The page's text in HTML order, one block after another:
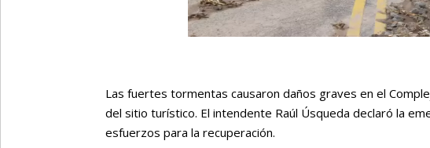
Las fuertes tormentas causaron daños graves en el
del sitio turístico. El intendente Raúl Úsqueda declaró la
esfuerzos para la recuperación.